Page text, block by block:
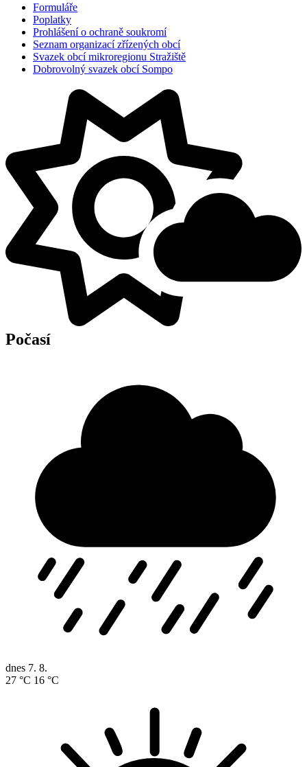
Formuláře
Poplatky
Prohlášení o ochraně soukromí
Seznam organizací zřízených obcí
Svazek obcí mikroregionu Stražiště
Dobrovolný svazek obcí Sompo
Počasí
dnes 7. 8.
27 °C 16 °C